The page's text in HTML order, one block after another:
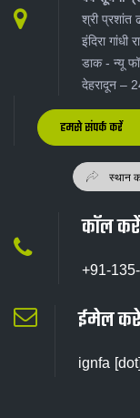
श्री प्रशांत
इंदिरा गांधी
डाक - न्यू‍
देहरादून –
हमसे संपर्क करें
कॉल
+91-
ईमेल
ignfa